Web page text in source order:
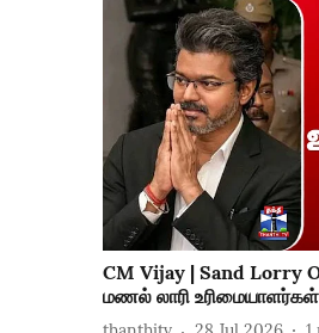
CM Vijay | Sand Lorry
மணல் லாரி